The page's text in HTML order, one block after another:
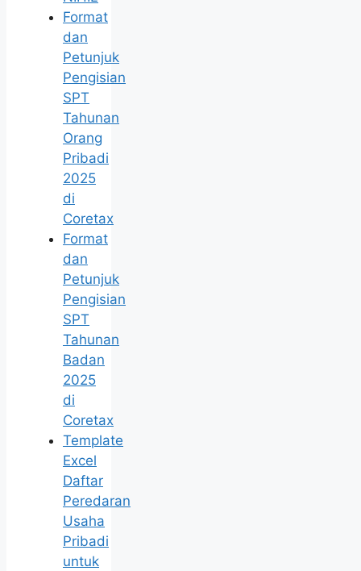
Format
dan
Petunjuk
Pengisian
SPT
Tahunan
Orang
Pribadi
2025
di
Coretax
Format
dan
Petunjuk
Pengisian
SPT
Tahunan
Badan
2025
di
Coretax
Template
Excel
Daftar
Peredaran
Usaha
Pribadi
untuk